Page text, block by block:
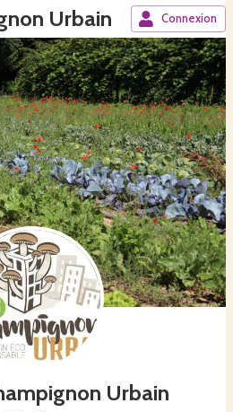
Urbain Connexion
Urbain